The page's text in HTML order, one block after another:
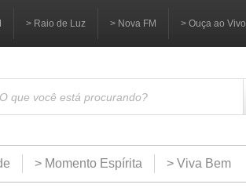
> Raio de Luz > Nova FM > Ouça ao Vivo
> Momento Espírita > Viva Bem